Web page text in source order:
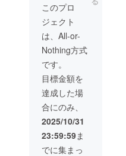
す。
個」提
供しま
す。
【商品
説明】
サイ
容量
60個 ※
ビデオ
は4-5分
を予定
してお
り、
メール
このプロ
ジェクト
は、All-or-
Nothing方式
です。
目標金額を
達成した場
合にのみ、
2025/10/31
23:59:59ま
でに集まっ